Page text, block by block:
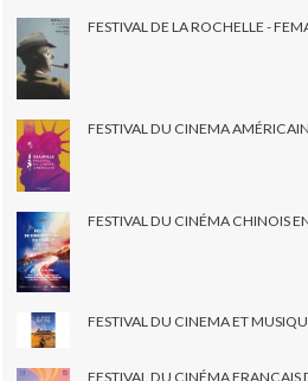
FESTIVAL DE LA ROCHELLE -
FESTIVAL DU CINEMA
FESTIVAL DU CINÉMA CHINOIS
FESTIVAL DU CINEMA ET
FESTIVAL DU CINÉMA FRANÇAIS